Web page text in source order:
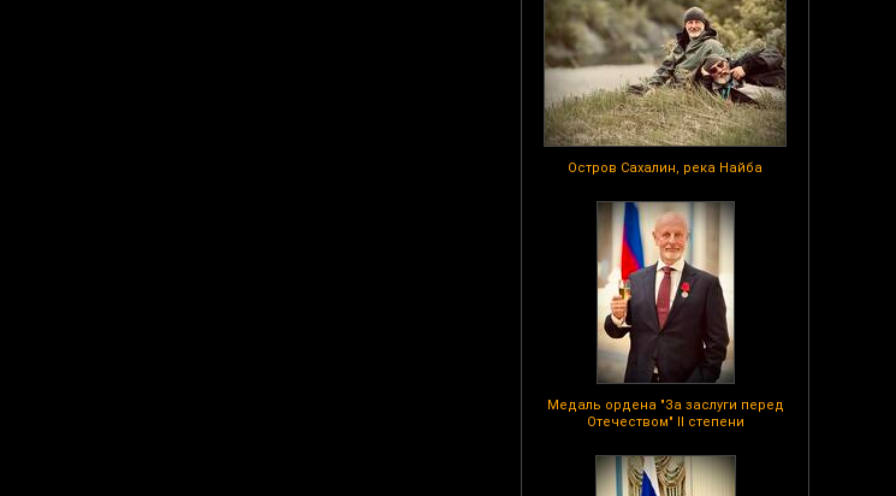
Остров Сахалин, река Найба
Медаль ордена "За заслуги перед
Отечеством" II степени